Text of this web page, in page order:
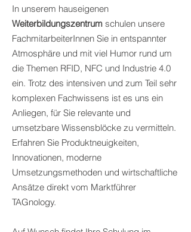
In unserem hauseigenen
Weiterbildungszentrum schulen unsere
FachmitarbeiterInnen Sie in entspannter
Atmosphäre und mit viel Humor rund um
die Themen RFID, NFC und Industrie 4.0
ein. Trotz des intensiven und zum Teil sehr
komplexen Fachwissens ist es uns ein
Anliegen, für Sie relevante und
umsetzbare Wissensblöcke zu vermitteln.
Erfahren Sie Produktneuigkeiten,
Innovationen, moderne
Umsetzungsmethoden und wirtschaftliche
Ansätze direkt vom Marktführer
TAGnology.